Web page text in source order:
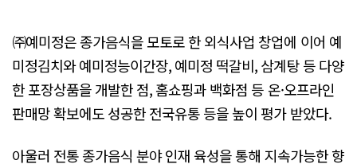
㈜예미정은 종가음식을 모토로 한 외식사업 창업에 이어 예
미정김치와 예미정능이간장, 예미정 떡갈비, 삼계탕 등 다양
한 포장상품을 개발한 점, 홈쇼핑과 백화점 등 온·오프라인
판매망 확보에도 성공한 전국유통 등을 높이 평가 받았다.
아울러 전통 종가음식 분야 인재 육성을 통해 지속가능한 향